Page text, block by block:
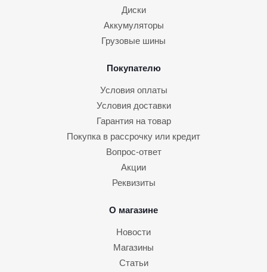
Диски
Аккумуляторы
Грузовые шины
Покупателю
Условия оплаты
Условия доставки
Гарантия на товар
Покупка в рассрочку или кредит
Вопрос-ответ
Акции
Реквизиты
О магазине
Новости
Магазины
Статьи